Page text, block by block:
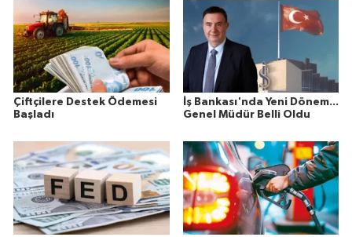
Çiftçilere Destek Ödemesi
Başladı
İş Bankası'nda Yeni Dönem...
Genel Müdür Belli Oldu